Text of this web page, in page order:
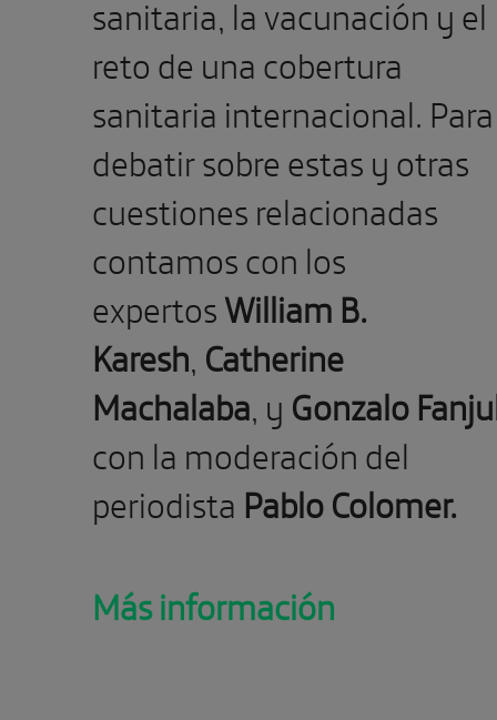
sanitaria, la vacunación y el
reto de una cobertura
sanitaria internacional. Para
debatir sobre estas y otras
cuestiones relacionadas
contamos con los
expertosWilliam B.
Karesh, Catherine
Machalaba, y Gonzalo
con la moderación del
periodista Pablo Colomer.
Más información